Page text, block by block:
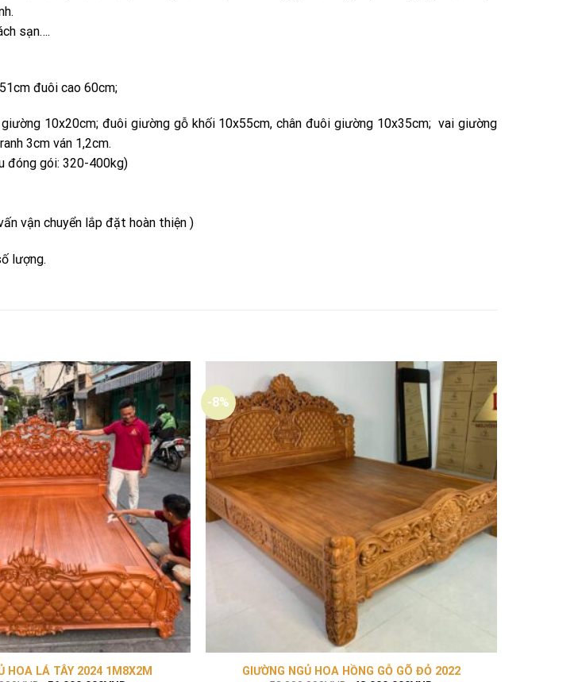
sạn….
đuôi cao 60cm;
10x20cm; đuôi giường gỗ khối 10x55cm, chân đuôi giường 10x35cm; vai giường
3cm ván 1,2cm.
đóng gói: 320-400kg)
vận chuyển lắp đặt hoàn thiện )
lượng.
HOA LÁ TÂY 2024 1M8X2M
-8%
GIƯỜNG NGỦ HOA HỒNG GỖ GÕ ĐỎ 2022